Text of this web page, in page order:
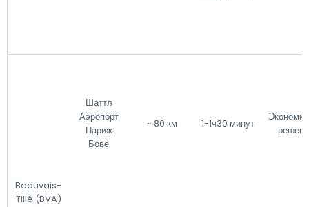
Beauvais-
Tillé (BVA)
Шаттл
Аэропорт
Париж
Бове
~ 80 км 1-1ч30 минут